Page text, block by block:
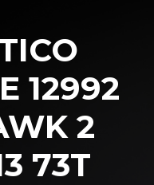
12992
2
73T